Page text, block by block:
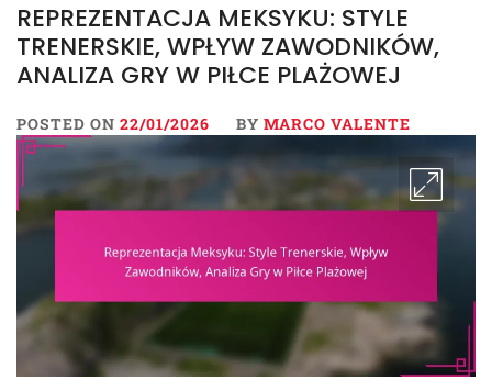
REPREZENTACJA MEKSYKU: STYLE
TRENERSKIE, WPŁYW ZAWODNIKÓW,
ANALIZA GRY W PIŁCE PLAŻOWEJ
POSTED ON 22/01/2026 BY MARCO VALENTE